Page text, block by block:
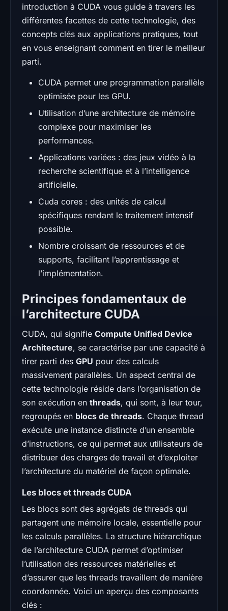
introduction à CUDA vous guide à travers les
différentes facettes de cette technologie, des
concepts clés aux applications pratiques, tout
en vous enseignant comment en tirer le meilleur
parti.
CUDA permet une programmation parallèle
optimisée pour les GPU.
Utilisation d’une architecture de mémoire
complexe pour maximiser les
performances.
Applications variées : des jeux vidéo à la
recherche scientifique et à l’intelligence
artificielle.
Cuda cores : des unités de calcul
spécifiques rendant le traitement intensif
possible.
Nombre croissant de ressources et de
supports, facilitant l’apprentissage et
l’implémentation.
Principes fondamentaux de
l’architecture CUDA
CUDA, qui signifie Compute Unified Device
Architecture, se caractérise par une capacité à
tirer parti des GPU pour des calculs
massivement parallèles. Un aspect central de
cette technologie réside dans l’organisation de
son exécution en threads, qui sont, à leur tour,
regroupés en blocs de threads. Chaque thread
exécute une instance distincte d’un ensemble
d’instructions, ce qui permet aux utilisateurs de
distribuer des charges de travail et d’exploiter
l’architecture du matériel de façon optimale.
Les blocs et threads CUDA
Les blocs sont des agrégats de threads qui
partagent une mémoire locale, essentielle pour
les calculs parallèles. La structure hiérarchique
de l’architecture CUDA permet d’optimiser
l’utilisation des ressources matérielles et
d’assurer que les threads travaillent de manière
coordonnée. Voici un aperçu des composants
clés :